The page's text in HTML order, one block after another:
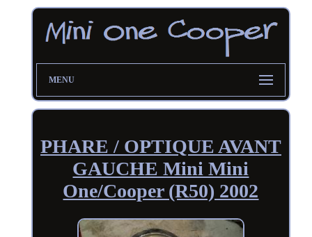
MENU
PHARE / OPTIQUE AVANT
GAUCHE Mini Mini
One/Cooper (R50) 2002